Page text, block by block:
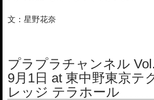
文：星野花奈
プラプラチャンネル
9月1日 at 東中野東京テ
レッジ テラホール